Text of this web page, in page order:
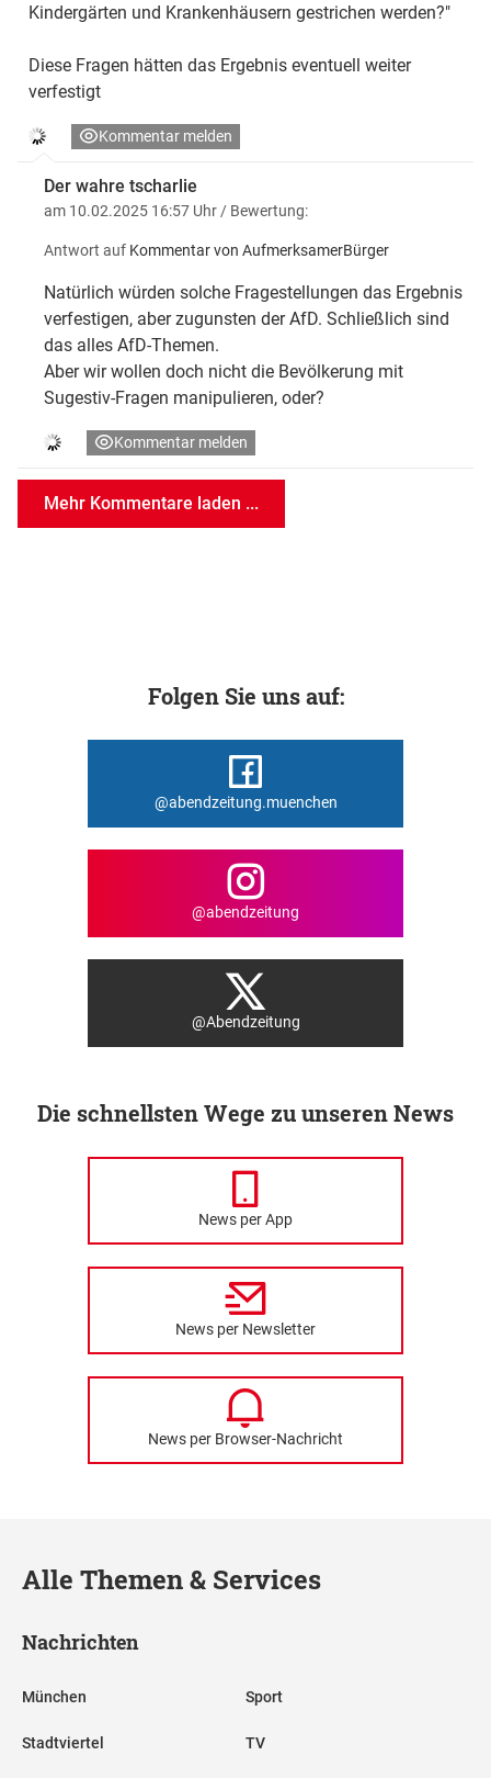
Kindergärten und Krankenhäusern gestrichen werden?"
Diese Fragen hätten das Ergebnis eventuell weiter
verfestigt
Kommentar melden
Der wahre tscharlie
am 10.02.2025 16:57 Uhr / Bewertung:
Antwort auf Kommentar von AufmerksamerBürger
Natürlich würden solche Fragestellungen das Ergebnis
verfestigen, aber zugunsten der AfD. Schließlich sind
das alles AfD-Themen.
Aber wir wollen doch nicht die Bevölkerung mit
Sugestiv-Fragen manipulieren, oder?
Kommentar melden
Mehr Kommentare laden ...
Folgen Sie uns auf:
@abendzeitung.muenchen
@abendzeitung
@Abendzeitung
Die schnellsten Wege zu unseren News
News per App
News per Newsletter
News per Browser-Nachricht
Alle Themen & Services
Nachrichten
München
Stadtviertel
Sport
TV